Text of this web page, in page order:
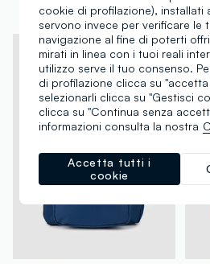
€ 59,00-50%€ 29,50
€
cookie di profilazione), installati
servono invece per verificare le
navigazione al fine di poterti
mirati in linea con i tuoi reali
utilizzo serve il tuo consenso.
di profilazione clicca su
selezionarli clicca su "Gestisci
clicca su "Continua senza
informazioni consulta la nostra
Accetta tutti i
cookie